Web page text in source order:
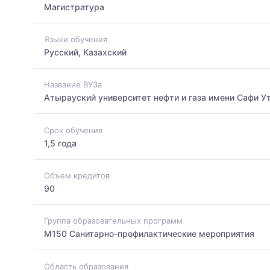
Магистратура
Языки обучения
Русский, Казахский
Название ВУЗа
Атырауский университет нефти и газа имени Сафи
Срок обучения
1,5 года
Объем кредитов
90
Группа образовательных программ
M150 Санитарно-профилактические мероприятия
Область образования